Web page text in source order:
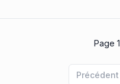
Page 1
Précédent